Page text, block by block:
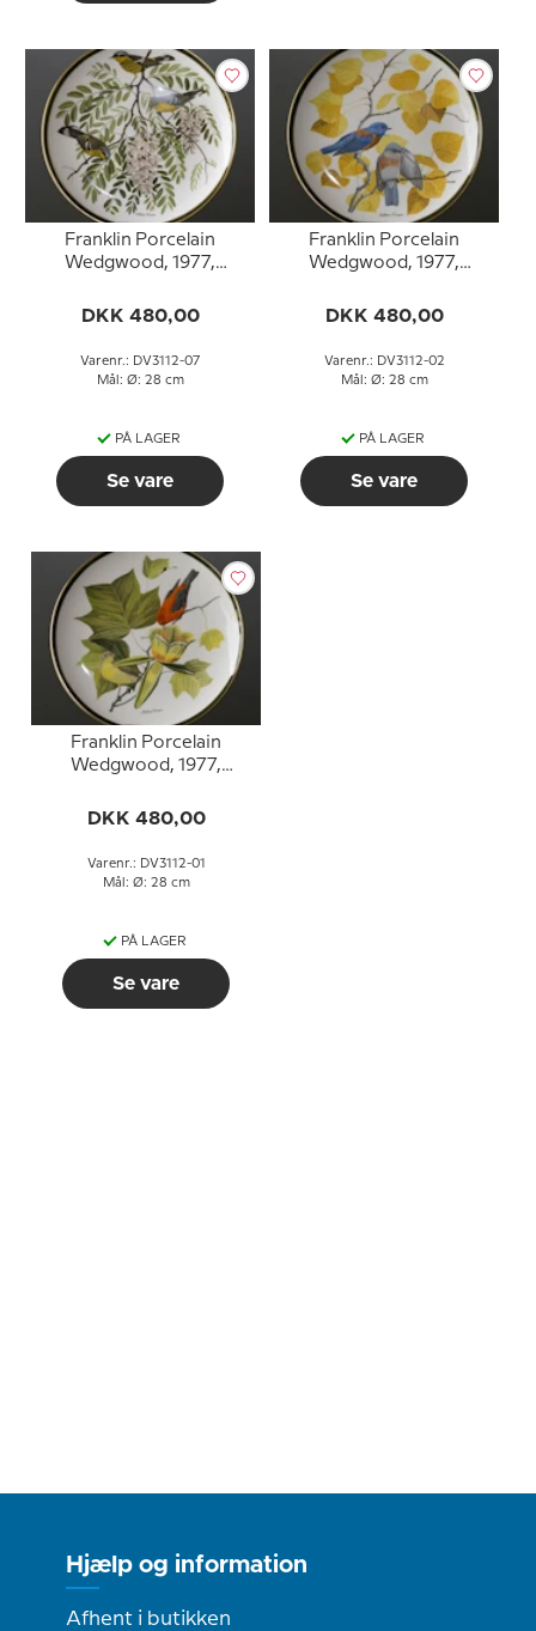
Franklin Porcelain
Wedgwood, 1977,
Magnolia Warbler
DKK 480,00
Varenr.: DV3112-07
Mål: Ø: 28 cm
PÅ LAGER
Se vare
Franklin Porcelain
Wedgwood, 1977,
Western Bluebird
DKK 480,00
Varenr.: DV3112-02
Mål: Ø: 28 cm
PÅ LAGER
Se vare
Franklin Porcelain
Wedgwood, 1977,
Scarlet Tanager
DKK 480,00
Varenr.: DV3112-01
Mål: Ø: 28 cm
PÅ LAGER
Se vare
Hjælp og information
Afhent i butikken